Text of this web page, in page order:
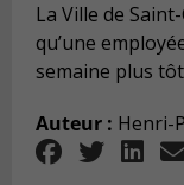
La Ville de
qu’une employé
semaine plus tô
Auteur : Henri-